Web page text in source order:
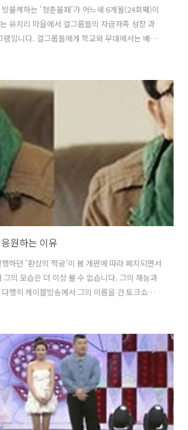
불케하는 '청춘불패'가 어느새 6개월(24회째)이
유치리 마을에서 걸그룹들의 자급자족 성장 과
램입니다. 걸그룹들에게 학교와 무대에서는 배울
소중함을 배우게 한다는 것입니다. 기존 예능과
잡았습니다. 그러나 '청춘불패'는 소녀시대 예능
로 유리와 써니를 집중적으로 부각시키고 있습니
와 써니가 다른 출연자들과 달리 예능감이 뛰어나
죠. 그러나'소시' 유리와 써니뿐만 아니라 브아걸
라, 포미닛의 현아, 티아라의 효민, 시크릿의 한선
원하는 이유
하던 '환상의 짝궁'이 봄 개편에 따라 폐지되면서
그의 모습은 더 이상 볼 수 없습니다. 그의 재능과
행히 케이블방송에서 그의 이름을 건 토크쇼가 4
하니 우선 반갑기 그지없습니다. 비록 케이블 방
공중파에서 버림받고(?) 난 후 캐이블에서 시작하
때문에 그 성공 가능성은 매우 높습니다. 김제동은
진행해오던 '스타골든벨'에서 하차했습니다. 마
물을 흘렸습니다. 4년간 진행해오며 ‘스골’을 품격
올려놓은 MC를 녹화 3일을 앞두고 갑자기 하차